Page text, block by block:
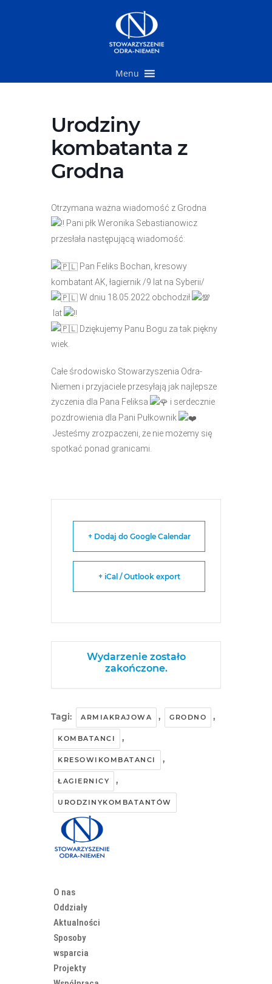
Menu
Urodziny
kombatanta z
Grodna
Otrzymana ważna wiadomość z Grodna
Pani płk Weronika Sebastianowicz
przesłała następującą wiadomość:
Pan Feliks Bochan, kresowy
kombatant AK, łagiernik /9 lat na Syberii/
W dniu 18.05.2022 obchodził
lat
Dziękujemy Panu Bogu za tak piękny
wiek.
Całe środowisko Stowarzyszenia Odra-
Niemen i przyjaciele przesyłają jak najlepsze
życzenia dla Pana Feliksa
i serdecznie
pozdrowienia dla Pani Pułkownik
Jesteśmy zrozpaczeni, że nie możemy się
spotkać ponad granicami.
+ Dodaj do Google Calendar
+ iCal / Outlook export
Wydarzenie zostało
zakończone.
Tagi: ARMIAKRAJOWA , GRODNO ,
KOMBATANCI ,
KRESOWIKOMBATANCI ,
ŁAGIERNICY ,
URODZINYKOMBATANTÓW
O nas
Oddziały
Aktualności
Sposoby
wsparcia
Projekty